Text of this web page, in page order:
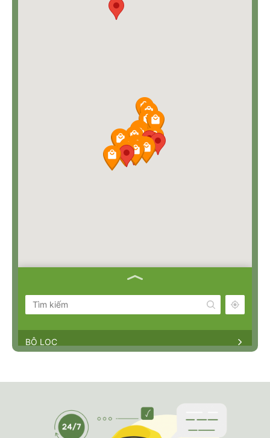
BỘ LỌC
Bè, Tp. Hồ Chí Minh
8h00-17h00
0983230879